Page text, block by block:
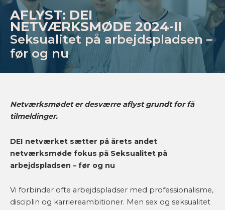
AFLYST: DEI
NETVÆRKSMØDE 2024-II
Seksualitet på arbejdspladsen –
før og nu
Netværksmødet er desværre aflyst grundt for få
tilmeldinger.
DEI netværket sætter på årets andet
netværksmøde fokus på Seksualitet på
arbejdspladsen – før og nu
Vi forbinder ofte arbejdspladser med professionalisme,
disciplin og karriereambitioner. Men sex og seksualitet